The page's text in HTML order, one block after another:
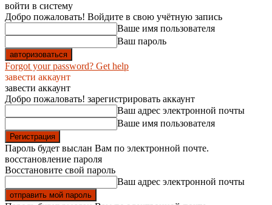
войти в систему
Добро пожаловать! Войдите в свою учётную запись
Ваше имя пользователя
Ваш пароль
Forgot your password? Get help
завести аккаунт
завести аккаунт
Добро пожаловать! зарегистрировать аккаунт
Ваш адрес электронной почты
Ваше имя пользователя
Пароль будет выслан Вам по электронной почте.
восстановление пароля
Восстановите свой пароль
Ваш адрес электронной почты